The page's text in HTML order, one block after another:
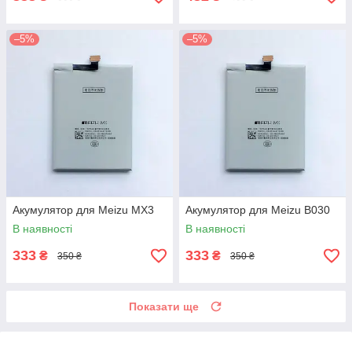
–5%
Акумулятор для Meizu MX3
В наявності
333 ₴ 350 ₴
–5%
Акумулятор для Meizu B030
В наявності
333 ₴ 350 ₴
Показати ще